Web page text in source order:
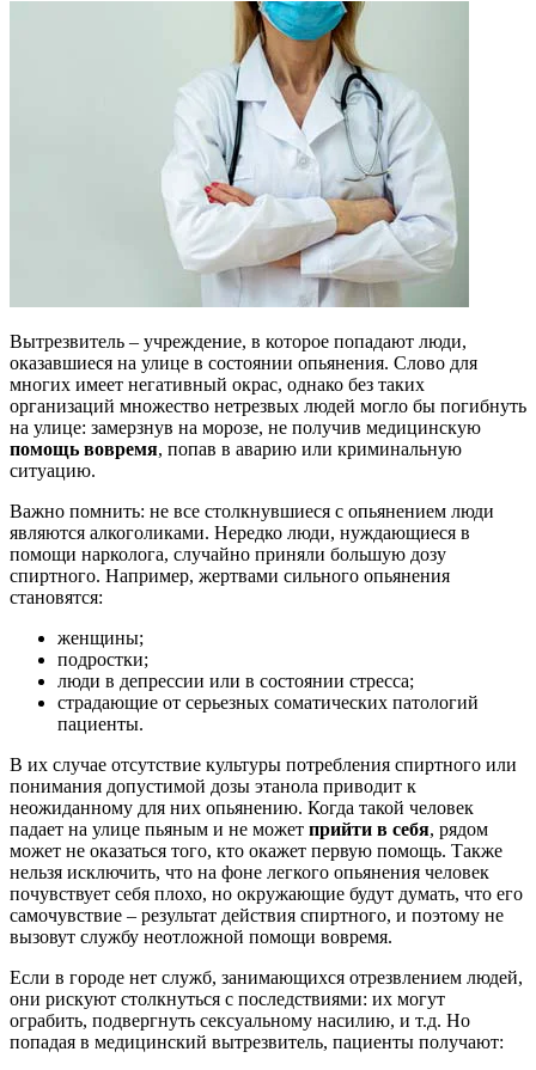
Вытрезвитель – учреждение, в которое попадают люди,
оказавшиеся на улице в состоянии опьянения. Слово для
многих имеет негативный окрас, однако без таких
организаций множество нетрезвых людей могло бы погибнуть
на улице: замерзнув на морозе, не получив медицинскую
помощь вовремя, попав в аварию или криминальную
ситуацию.
Важно помнить: не все столкнувшиеся с опьянением люди
являются алкоголиками. Нередко люди, нуждающиеся в
помощи нарколога, случайно приняли большую дозу
спиртного. Например, жертвами сильного опьянения
становятся:
женщины;
подростки;
люди в депрессии или в состоянии стресса;
страдающие от серьезных соматических патологий
пациенты.
В их случае отсутствие культуры потребления спиртного или
понимания допустимой дозы этанола приводит к
неожиданному для них опьянению. Когда такой человек
падает на улице пьяным и не может прийти в себя, рядом
может не оказаться того, кто окажет первую помощь. Также
нельзя исключить, что на фоне легкого опьянения человек
почувствует себя плохо, но окружающие будут думать, что его
самочувствие – результат действия спиртного, и поэтому не
вызовут службу неотложной помощи вовремя.
Если в городе нет служб, занимающихся отрезвлением людей,
они рискуют столкнуться с последствиями: их могут
ограбить, подвергнуть сексуальному насилию, и т.д. Но
попадая в медицинский вытрезвитель, пациенты получают: